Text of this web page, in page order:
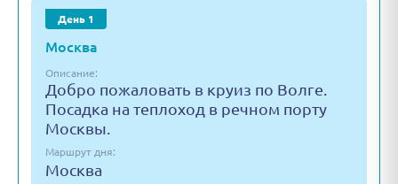
День 1
Москва
Описание:
Добро пожаловать в круиз по Волге.
Посадка на теплоход в речном порту
Москвы.
Маршрут дня:
Москва